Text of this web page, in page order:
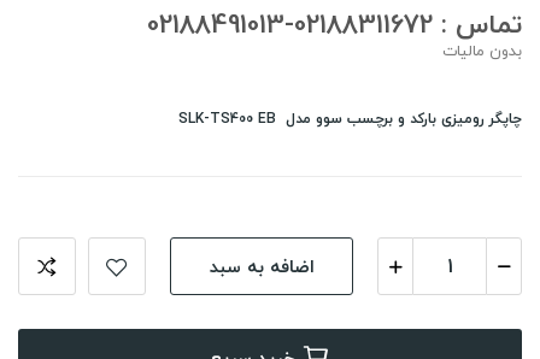
تماس : 02188311672-02188491013
بدون مالیات
چاپگر رومیزی بارکد و برچسب سوو مدل SLK-TS400 EB
اضافه به سبد